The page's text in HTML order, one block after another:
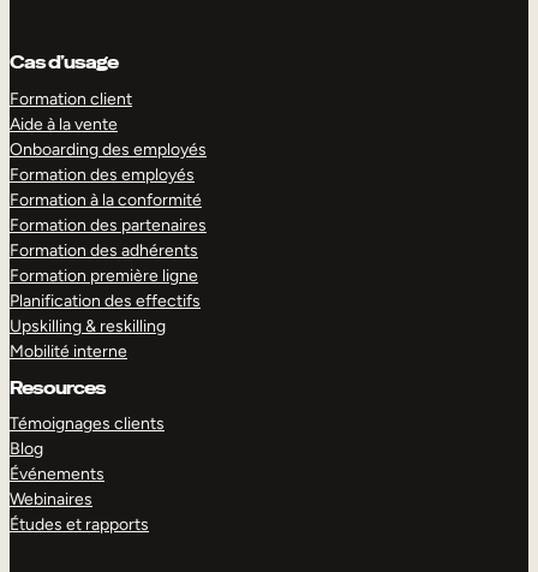
Cas d’usage
Formation client
Aide à la vente
Onboarding des employés
Formation des employés
Formation à la conformité
Formation des partenaires
Formation des adhérents
Formation première ligne
Planification des effectifs
Upskilling & reskilling
Mobilité interne
Resources
Témoignages clients
Blog
Événements
Webinaires
Études et rapports